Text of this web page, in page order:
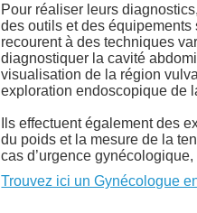
Pour réaliser leurs
des outils et des
recourent à des techniques
diagnostiquer la cavité
visualisation de la région
exploration endoscopique de
Ils effectuent également des
du poids et la mesure de la
cas d’urgence
Trouvez ici un Gynécologue